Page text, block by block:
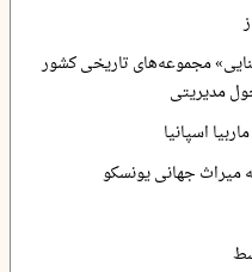
مجموعه‌های تاریخی کشور
مدیریتی
اسپانیا
میراث جهانی یونسکو